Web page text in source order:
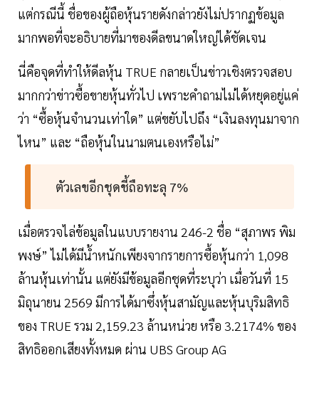
แต่กรณีนี้ ชื่อของผู้ถือหุ้นรายดังกล่าวยังไม่ปรากฏข้อมูล
มากพอที่จะอธิบายที่มาของดีลขนาดใหญ่ได้ชัดเจน
นี่คือจุดที่ทำให้ดีลหุ้น TRUE กลายเป็นข่าวเชิงตรวจสอบ
มากกว่าข่าวซื้อขายหุ้นทั่วไป เพราะคำถามไม่ได้หยุดอยู่แค่
ว่า “ซื้อหุ้นจำนวนเท่าใด” แต่ขยับไปถึง “เงินลงทุนมาจาก
ไหน” และ “ถือหุ้นในนามตนเองหรือไม่”
ตัวเลขอีกชุดชี้ถือทะลุ 7%
เมื่อตรวจไล่ข้อมูลในแบบรายงาน 246-2 ชื่อ “สุภาพร พิม
พงษ์” ไม่ได้มีน้ำหนักเพียงจากรายการซื้อหุ้นกว่า 1,098
ล้านหุ้นเท่านั้น แต่ยังมีข้อมูลอีกชุดที่ระบุว่า เมื่อวันที่ 15
มิถุนายน 2569 มีการได้มาซึ่งหุ้นสามัญและหุ้นบุริมสิทธิ
ของ TRUE รวม 2,159.23 ล้านหน่วย หรือ 3.2174% ของ
สิทธิออกเสียงทั้งหมด ผ่าน UBS Group AG